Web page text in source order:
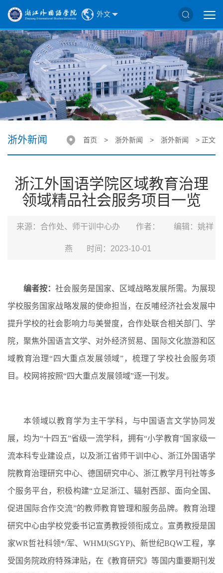
外文
浙外新闻 首页 > 浙外新闻 > 浙外新闻 > 正文
浙江外国语学院区域教育治理
领域精品社会服务项目一览
来源：合作处、师干训中心办 作者： 编辑：姚祥
燕 时间：2023-10-01
编者按：社会服务是国家、区域战略发展所需。为展现
学校服务国家战略发展的使命担当，在反哺经济社会发展中
提升学校的社会影响力与美誉度，合作处联合相关部门、学
院，聚焦外国语言文学、对外经济贸易、国际文化旅游和区
域教育治理“四大重点发展领域”，梳理了学校社会服务项
目。校网将按照“四大重点发展领域”逐一刊发。
本领域以教育学为主干学科，与中国语言文学协同发
展，均为“十四五”省级一流学科，拥有“小学教育”国家级一
流本科专业建设点，以及浙江省师干训中心、浙江外国语学
院教育治理研究中心、德国研究中心、浙江教学月刊社等多
个服务平台，积极构建“立足浙江、辐射西部、面向全国、
促进国际合作交流”的教师教育管理和服务品牌。教育治理
研究中心由学校党委书记宣勇教授领衔成立。宣勇教授是国
家WR哲社科领*/军、WHMJ(SGYP)、新世纪BQW工程，享
受国务院政府特殊津贴，在《教育研究》等国内重要期刊发